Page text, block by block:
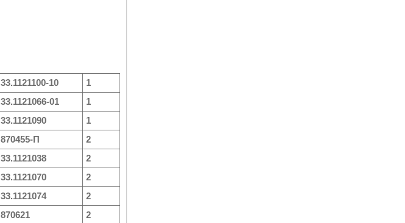
33.1121100-10
1
33.1121066-01
1
33.1121090
1
870455-П
2
33.1121038
2
33.1121070
2
33.1121074
2
870621
2